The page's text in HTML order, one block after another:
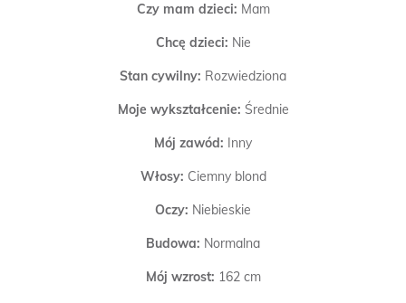
Czy mam dzieci: Mam
Chcę dzieci: Nie
Stan cywilny: Rozwiedziona
Moje wykształcenie: Średnie
Mój zawód: Inny
Włosy: Ciemny blond
Oczy: Niebieskie
Budowa: Normalna
Mój wzrost: 162 cm